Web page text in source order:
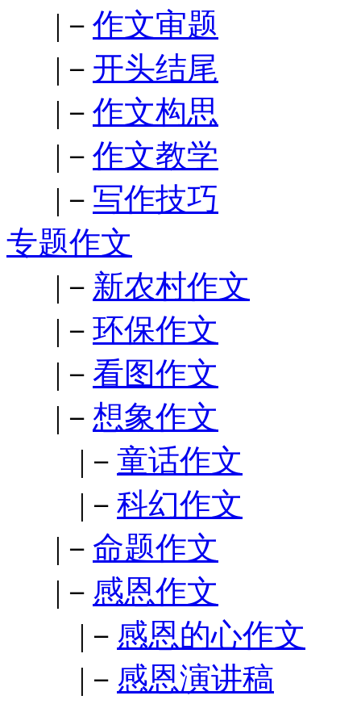
|－ 作文审题
|－ 开头结尾
|－ 作文构思
|－ 作文教学
|－ 写作技巧
专题作文
|－ 新农村作文
|－ 环保作文
|－ 看图作文
|－ 想象作文
|－ 童话作文
|－ 科幻作文
|－ 命题作文
|－ 感恩作文
|－ 感恩的心作文
|－ 感恩演讲稿